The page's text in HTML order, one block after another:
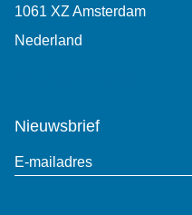
1061 XZ Amsterdam
Nederland
Nieuwsbrief
E-mailadres